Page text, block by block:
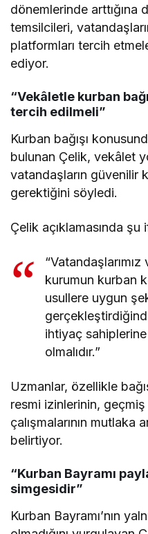
dönemlerinde
temsilcileri,
platformları tercih
ediyor.
“Vekâletle kurban
tercih edilmeli”
Kurban bağışı
bulunan Çelik, vekâlet
vatandaşların güvenilir
gerektiğini söyledi.
Çelik açıklamasında şu
kurumun kurban
usullere uygun
ihtiyaç sahiplerine
olmalıdır.”
Uzmanlar, özellikle
resmi izinlerinin,
çalışmalarının mutlaka
belirtiyor.
“Kurban Bayramı
simgesidir”
Kurban Bayramı’nın